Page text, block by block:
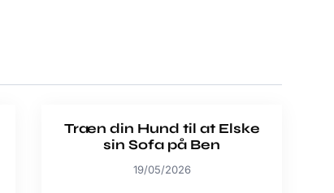
Træn din Hund til at Elske
sin Sofa på Ben
19/05/2026